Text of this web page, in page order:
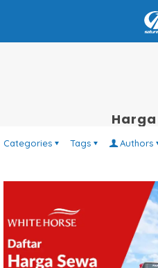
Categories Tags Authors